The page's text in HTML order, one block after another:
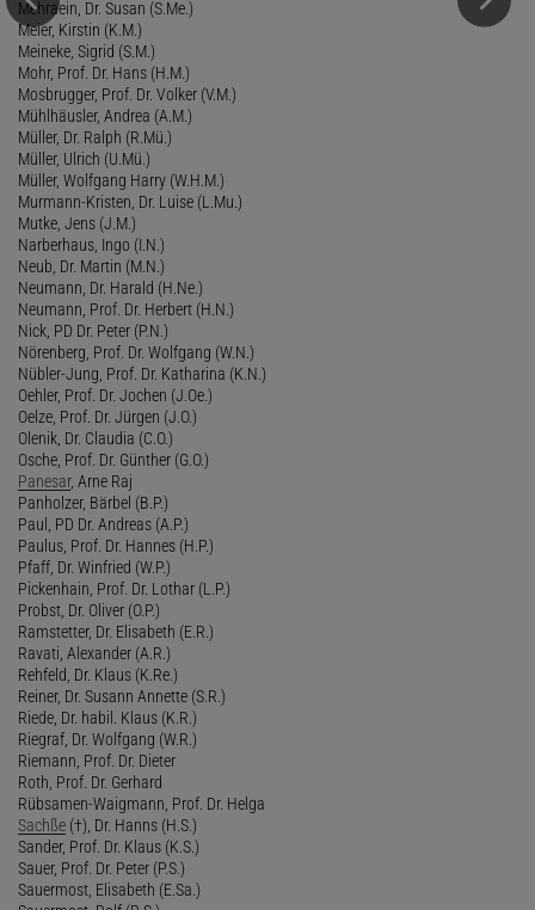
Mehraein, Dr. Susan (S.Me.)
Meier, Kirstin (K.M.)
Meineke, Sigrid (S.M.)
Mohr, Prof. Dr. Hans (H.M.)
Mosbrugger, Prof. Dr. Volker (V.M.)
Mühlhäusler, Andrea (A.M.)
Müller, Dr. Ralph (R.Mü.)
Müller, Ulrich (U.Mü.)
Müller, Wolfgang Harry (W.H.M.)
Murmann-Kristen, Dr. Luise (L.Mu.)
Mutke, Jens (J.M.)
Narberhaus, Ingo (I.N.)
Neub, Dr. Martin (M.N.)
Neumann, Dr. Harald (H.Ne.)
Neumann, Prof. Dr. Herbert (H.N.)
Nick, PD Dr. Peter (P.N.)
Nörenberg, Prof. Dr. Wolfgang (W.N.)
Nübler-Jung, Prof. Dr. Katharina (K.N.)
Oehler, Prof. Dr. Jochen (J.Oe.)
Oelze, Prof. Dr. Jürgen (J.O.)
Olenik, Dr. Claudia (C.O.)
Osche, Prof. Dr. Günther (G.O.)
Panesar, Arne Raj
Panholzer, Bärbel (B.P.)
Paul, PD Dr. Andreas (A.P.)
Paulus, Prof. Dr. Hannes (H.P.)
Pfaff, Dr. Winfried (W.P.)
Pickenhain, Prof. Dr. Lothar (L.P.)
Probst, Dr. Oliver (O.P.)
Ramstetter, Dr. Elisabeth (E.R.)
Ravati, Alexander (A.R.)
Rehfeld, Dr. Klaus (K.Re.)
Reiner, Dr. Susann Annette (S.R.)
Riede, Dr. habil. Klaus (K.R.)
Riegraf, Dr. Wolfgang (W.R.)
Riemann, Prof. Dr. Dieter
Roth, Prof. Dr. Gerhard
Rübsamen-Waigmann, Prof. Dr. Helga
Sachße (†), Dr. Hanns (H.S.)
Sander, Prof. Dr. Klaus (K.S.)
Sauer, Prof. Dr. Peter (P.S.)
Sauermost, Elisabeth (E.Sa.)